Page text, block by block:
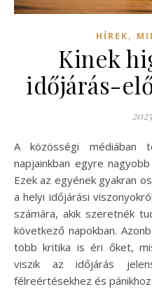
HÍREK,
Kinek
időjárás-
A közösségi médiában terjedő időjárás-influenszerek
napjainkban egyre
Ezek az egyének gyakran
a helyi időjárási
számára, akik szeretnék
következő napokban.
több kritika is éri őket,
viszik az időjárás
félreértésekhez és